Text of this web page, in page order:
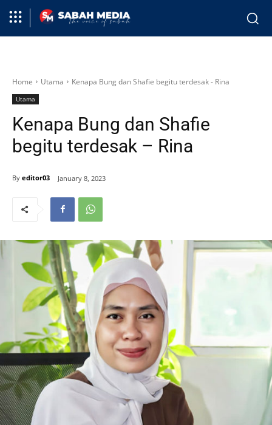
Home Utama Kenapa Bung dan Shafie begitu terdesak - Rina
Utama
Kenapa Bung dan Shafie
begitu terdesak – Rina
By editor03 January 8, 2023